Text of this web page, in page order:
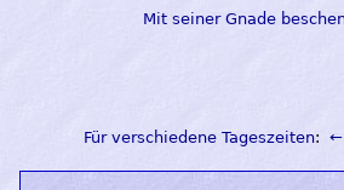
Mit seiner Gnade
Für verschiedene Tageszeiten: ←